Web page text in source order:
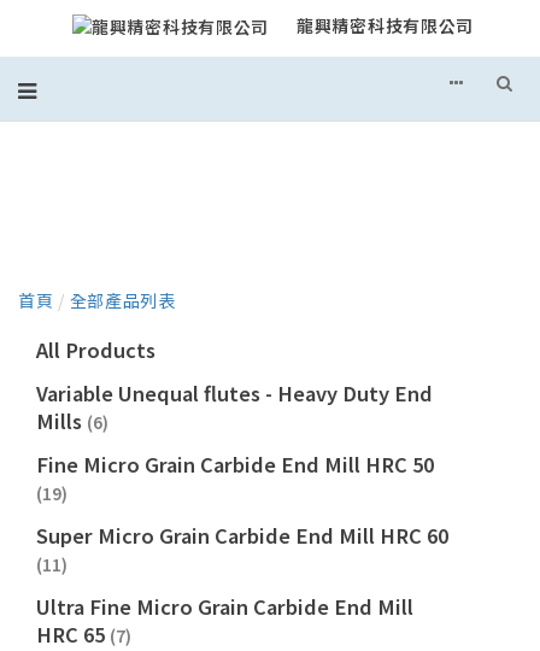
龍興精密科技有限公司
首頁 / 全部產品列表
All Products
Variable Unequal flutes - Heavy Duty End
Mills (6)
Fine Micro Grain Carbide End Mill HRC 50
(19)
Super Micro Grain Carbide End Mill HRC 60
(11)
Ultra Fine Micro Grain Carbide End Mill
HRC 65 (7)